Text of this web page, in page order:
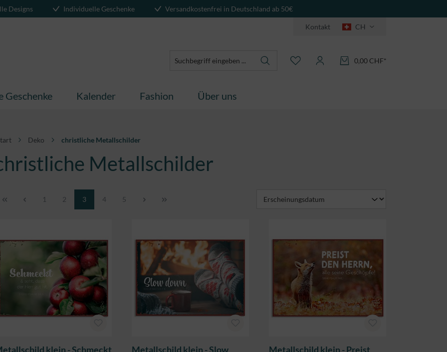
Designs Individuelle Geschenke Versandkostenfrei in Deutschland ab 50€
Kontakt CH
0,00 CHF*
Geschenke Kalender Fashion Über uns
Deko christliche Metallschilder
Metallschilder
Seite
1 Seite
2 Seite
3 Seite
4 Seite
5
klein - Schmeckt
Metallschild klein - Slow
Metallschild klein - Preist